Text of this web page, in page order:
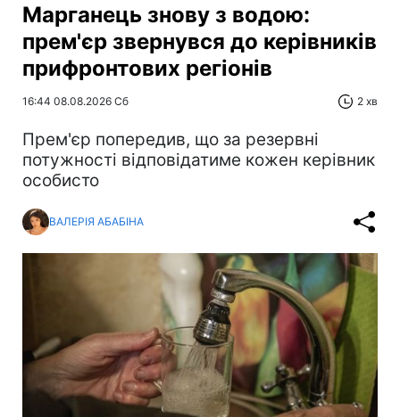
Марганець знову з водою:
прем'єр звернувся до керівників
прифронтових регіонів
16:44 08.08.2026 Сб 2 хв
Прем'єр попередив, що за резервні
потужності відповідатиме кожен керівник
особисто
ВАЛЕРІЯ АБАБІНА